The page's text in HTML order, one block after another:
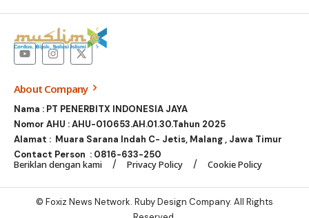
About Company
Nama : PT PENERBITX INDONESIA JAYA
Nomor AHU : AHU-010653.AH.01.30.Tahun 2025
Alamat : Muara Sarana Indah C- Jetis, Malang , Jawa Timur
Contact Person : 0816-633-250
Beriklan dengan kami Privacy Policy Cookie Policy
© Foxiz News Network. Ruby Design Company. All Rights